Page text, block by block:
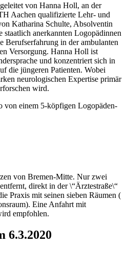
von Hanna Holl, an der
Aachen qualifizierte Lehr- und
Katharina Schulte, Absolventin
anerkannten Logopädinnen
Berufserfahrung in der ambulanten
Versorgung. Hanna Holl ist
und konzentriert sich in
die jüngeren Patienten. Wobei
neurologischen Expertise primär
wird.
von einem 5-köpfigen Logopäden-
von Bremen-Mitte. Nur zwei
direkt in der \“Ärztestraße\“
Praxis mit seinen sieben Räumen (
Eine Anfahrt mit
empfohlen.
6.3.2020